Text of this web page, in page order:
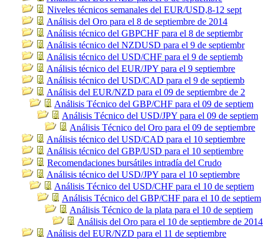
Niveles técnicos semanales del EUR/USD,8-12 sept
Análisis del Oro para el 8 de septiembre de 2014
Análisis técnico del GBPCHF para el 8 de septiembr
Análisis técnico del NZDUSD para el 9 de septiembr
Análisis técnico del USD/CHF para el 9 de septiemb
Análisis técnico del EUR/JPY para el 9 septiembre
Análisis técnico del USD/CAD para el 9 de septiemb
Análisis del EUR/NZD para el 09 de septiembre de 2
Análisis Técnico del GBP/CHF para el 09 de septiem
Análisis Técnico del USD/JPY para el 09 de septiem
Análisis Técnico del Oro para el 09 de septiembre
Análisis técnico del USD/CAD para el 10 septiembre
Análisis técnico del GBP/USD para el 10 septiembre
Recomendaciones bursátiles intradía del Crudo
Análisis técnico del USD/JPY para el 10 septiembre
Análisis Técnico del USD/CHF para el 10 de septiem
Análisis Técnico del GBP/CHF para el 10 de septiem
Análisis Técnico de la plata para el 10 de septiem
Análisis del Oro para el 10 de septiembre de 2014
Análisis del EUR/NZD para el 11 de septiembre